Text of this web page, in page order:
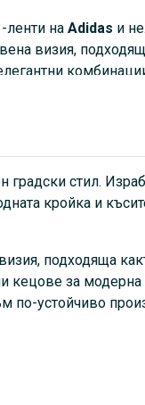
ленти на Adidas и
визия,
градски стил.
кройка и
подходяща
кецове за
по-устойчиво